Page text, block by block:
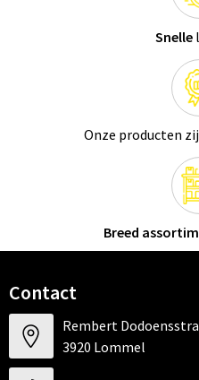
Snelle
Onze producten
Breed
Contact
Rembert
3920 Lommel